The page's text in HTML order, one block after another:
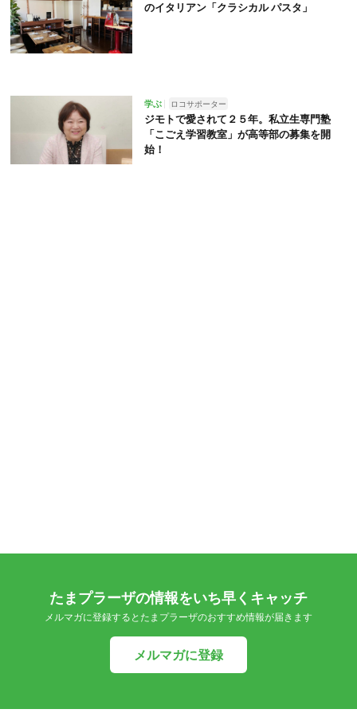
のイタリアン「クラシカル パスタ」
学ぶ ロコサポーター
ジモトで愛されて２５年。私立生専門塾
「こごえ学習教室」が高等部の募集を開
始！
たまプラーザの情報をいち早くキャッチ
メルマガに登録するとたまプラーザのおすすめ情報が届きます
メルマガに登録